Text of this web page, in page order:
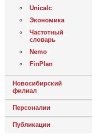
Unicalc
Экономика
Частотный
словарь
Nemo
FinPlan
Новосибирский
филиал
Персоналии
Публикации